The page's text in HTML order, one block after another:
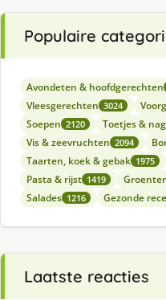
Populaire
Avondeten & hoofdgerechten
Vleesgerechten 3024
Soepen 2120 Toetjes &
Vis & zeevruchten 2094
Taarten, koek & gebak 1975
Pasta & rijst 1419
Salades 1216 Gezonde
Laatste reacties